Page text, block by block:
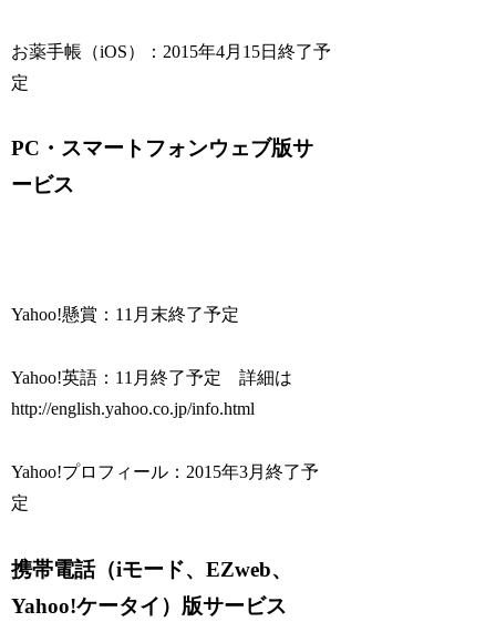
お薬手帳（iOS）：2015年4月15日終了予
定
PC・スマートフォンウェブ版サ
ービス
Yahoo!懸賞：11月末終了予定
Yahoo!英語：11月終了予定 詳細は
http://english.yahoo.co.jp/info.html
Yahoo!プロフィール：2015年3月終了予
定
携帯電話（iモード、EZweb、
Yahoo!ケータイ）版サービス